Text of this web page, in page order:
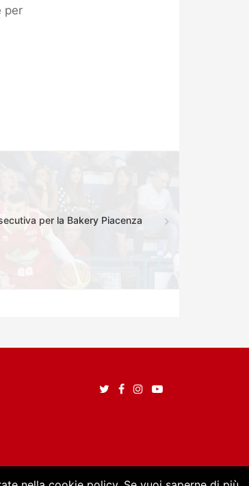
per
per la Bakery Piacenza